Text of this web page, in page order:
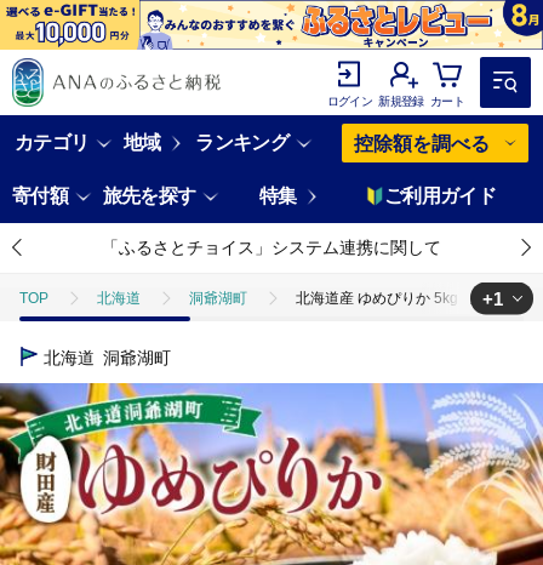
ログイン 新規登録 カート
カテゴリ 地域 ランキング 控除額を調べる
寄付額 旅先を探す 特集 ご利用ガイド
「ふるさとチョイス」システム連携に関して
TOP 北海道 洞爺湖町 北海道産 ゆめぴりか 5kg 2袋 計10kg
TOP
+1
北海道 洞爺湖町